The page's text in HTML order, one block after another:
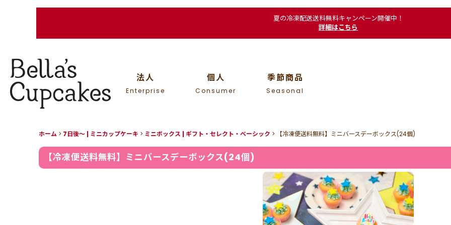
夏の冷凍配送送料無料キャンペーン開催中！
詳細はこちら
法人
Enterprise
個人
Consumer
季節商品
Seasonal
ホーム > 7日後〜 | ミニカップケーキ > ミニボックス | ギフト・セレクト・ベーシック > 【冷凍便送料無料】ミニバースデーボックス(24個)
【冷凍便送料無料】ミニバースデーボックス(24個)